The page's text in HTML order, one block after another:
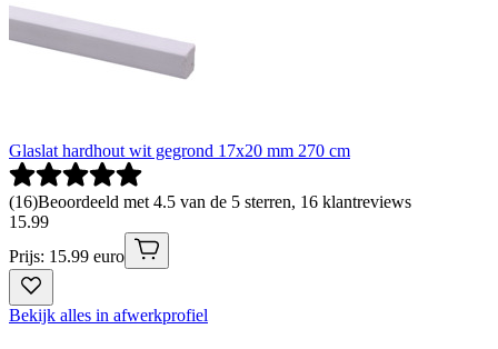
Glaslat hardhout wit gegrond 17x20 mm 270 cm
(16)Beoordeeld met 4.5 van de 5 sterren, 16 klantreviews
15.99
Prijs: 15.99 euro
Bekijk alles in afwerkprofiel